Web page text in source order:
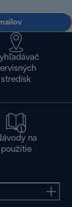
stredísk
na
použitie